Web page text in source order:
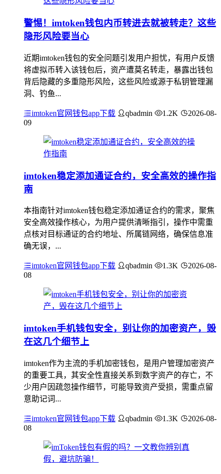
警惕！imtoken钱包内币转进去就被转走？这些
隐形风险要当心
近期imtoken钱包的安全问题引发用户担忧，有用户反馈
将虚拟币转入该钱包后，资产遭莫名转走，暴露出钱包
背后隐藏的多重隐形风险，这些风险或源于私钥管理漏
洞、钓鱼...
imtoken官网钱包app下载 qbadmin 1.2K
2026-08-
09
imtoken稳定添加通证合约，安全高效的操作指
南
本指南针对imtoken钱包稳定添加通证合约的需求，聚焦
安全高效操作核心，为用户提供清晰指引，操作中需重
点核对目标通证的合约地址、所属链网络，确保信息准
确无误，...
imtoken官网钱包app下载 qbadmin 1.3K
2026-08-
08
imtoken手机钱包安全，别让你的加密资产，毁
在这几个细节上
imtoken作为主流的手机加密钱包，是用户管理加密资产
的重要工具，其安全性直接关系到数字资产的存亡，不
少用户因疏忽操作细节，可能导致资产受损，需重点留
意助记词...
imtoken官网钱包app下载 qbadmin 1.3K
2026-08-
08